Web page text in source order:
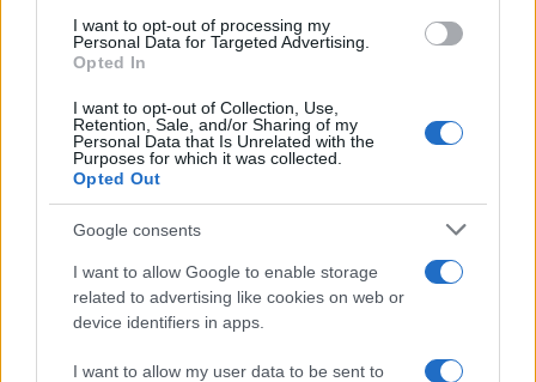
I want to opt-out of processing my
Personal Data for Targeted Advertising.
Opted In
I want to opt-out of Collection, Use,
Retention, Sale, and/or Sharing of my
Personal Data that Is Unrelated with the
Purposes for which it was collected.
Opted Out
Google consents
I want to allow Google to enable storage
related to advertising like cookies on web or
device identifiers in apps.
I want to allow my user data to be sent to
I nostri cari
Giovannimaria Cabras